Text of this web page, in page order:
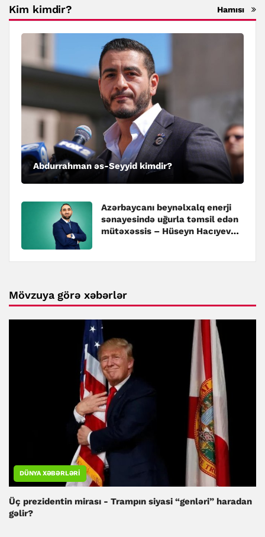
Kim kimdir? Hamısı
Abdurrahman əs-Seyyid kimdir?
Azərbaycanı beynəlxalq enerji
sənayesində uğurla təmsil edən
mütəxəssis – Hüseyn Hacıyev
Mövzuya görə xəbərlər
DÜNYA XƏBƏRLƏRI
Üç prezidentin mirası - Trampın siyasi “genləri” haradan
gəlir?